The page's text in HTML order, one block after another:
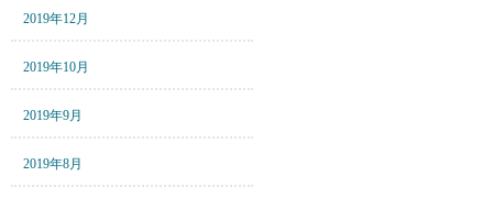
2019年12月
2019年10月
2019年9月
2019年8月